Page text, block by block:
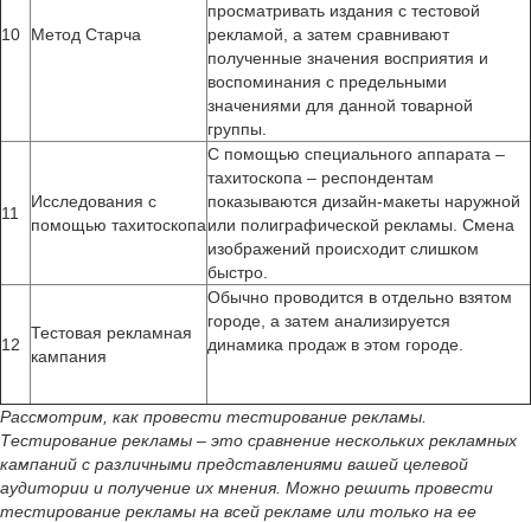
10 Метод Старча
просматривать издания с тестовой
рекламой, а затем сравнивают
полученные значения восприятия и
воспоминания с предельными
значениями для данной товарной
группы.
11
Исследования с
помощью тахитоскопа
С помощью специального аппарата –
тахитоскопа – респондентам
показываются дизайн-макеты наружной
или полиграфической рекламы. Смена
изображений происходит слишком
быстро.
12
Тестовая рекламная
кампания
Обычно проводится в отдельно взятом
городе, а затем анализируется
динамика продаж в этом городе.
Рассмотрим, как провести тестирование рекламы.
Тестирование рекламы – это сравнение нескольких рекламных
кампаний с различными представлениями вашей целевой
аудитории и получение их мнения. Можно решить провести
тестирование рекламы на всей рекламе или только на ее